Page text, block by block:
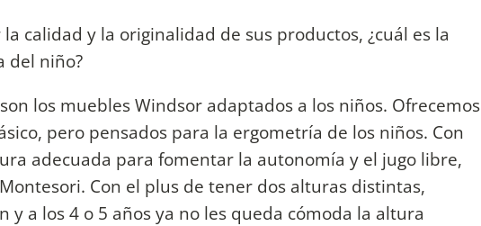
calidad y la originalidad de sus productos, ¿cuál es la
del niño?
los muebles Windsor adaptados a los niños. Ofrecemos
pero pensados para la ergometría de los niños. Con
adecuada para fomentar la autonomía y el jugo libre,
Con el plus de tener dos alturas distintas,
y a los 4 o 5 años ya no les queda cómoda la altura